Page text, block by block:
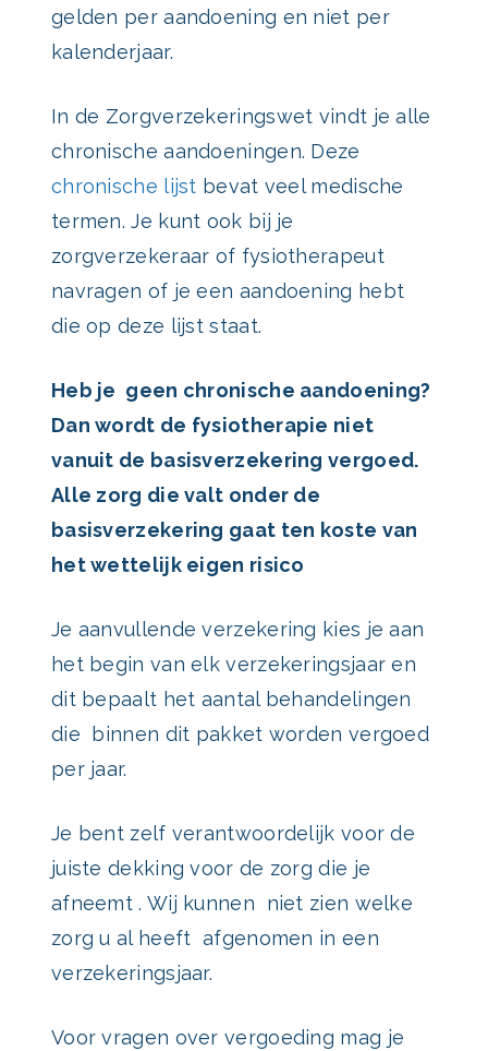
gelden per aandoening en niet per
kalenderjaar.
In de Zorgverzekeringswet vindt je alle
chronische aandoeningen. Deze
chronische lijst bevat veel medische
termen. Je kunt ook bij je
zorgverzekeraar of fysiotherapeut
navragen of je een aandoening hebt
die op deze lijst staat.
Heb je geen chronische aandoening?
Dan wordt de fysiotherapie niet
vanuit de basisverzekering vergoed.
Alle zorg die valt onder de
basisverzekering gaat ten koste van
het wettelijk eigen risico
Je aanvullende verzekering kies je aan
het begin van elk verzekeringsjaar en
dit bepaalt het aantal behandelingen
die binnen dit pakket worden vergoed
per jaar.
Je bent zelf verantwoordelijk voor de
juiste dekking voor de zorg die je
afneemt . Wij kunnen niet zien welke
zorg u al heeft afgenomen in een
verzekeringsjaar.
Voor vragen over vergoeding mag je